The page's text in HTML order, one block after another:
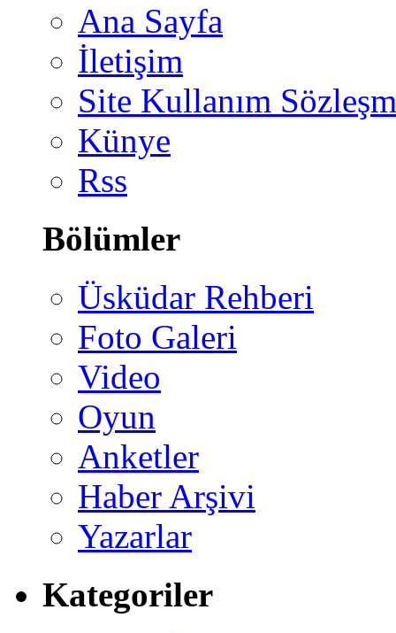
Ana Sayfa
İletişim
Site Kullanım
Künye
Rss
Bölümler
Üsküdar Rehberi
Foto Galeri
Video
Oyun
Anketler
Haber Arşivi
Yazarlar
Kategoriler